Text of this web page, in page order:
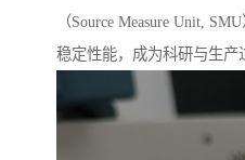
（Source Measure Unit,
稳定性能，成为科研与生产